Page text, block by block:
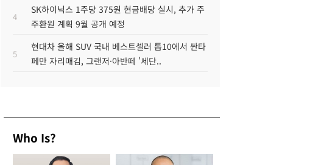
4
SK하이닉스 1주당 375원 현금배당 실시, 추가 주
주환원 계획 9월 공개 예정
5
현대차 올해 SUV 국내 베스트셀러 톱10에서 싼타
페만 자리매김, 그랜저·아반떼 '세단..
Who Is?